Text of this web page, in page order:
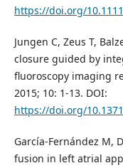
https://doi.org/
Jungen C, Zeus T,
closure guided by
fluoroscopy imaging
2015; 10: 1-13. DOI:
https://doi.org/
García-Fernández M,
fusion in left atrial